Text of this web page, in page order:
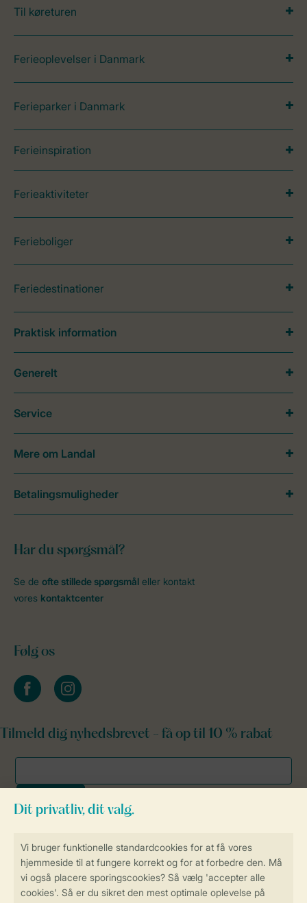
Sikker og hurtig online booking
Sikker datahåndtering
Til køreturen
Ferieoplevelser i Danmark
Ferieparker i Danmark
Ferieinspiration
Ferieaktiviteter
Ferieboliger
Feriedestinationer
Har du spørgsmål?
Se de ofte stillede spørgsmål eller kontakt
vores kontaktcenter
Følg os
facebookinstagram
Tilmeld dig nyhedsbrevet - få op til 10 % rabat
Praktisk information
Generelt
Service
Mere om Landal
Betalingsmuligheder